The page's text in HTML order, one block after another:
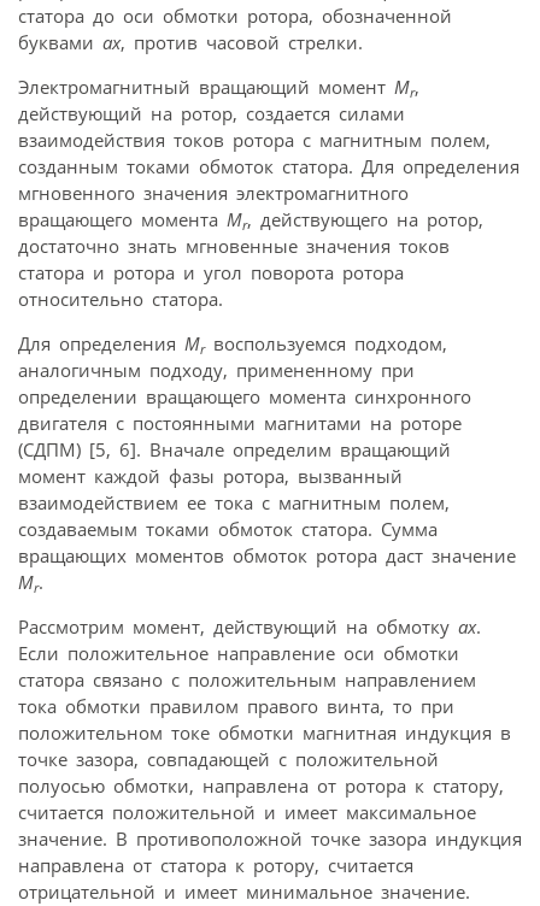
статора до оси обмотки ротора, обозначенной
буквами ax, против часовой стрелки.
Электромагнитный вращающий момент Mr,
действующий на ротор, создается силами
взаимодействия токов ротора с магнитным полем,
созданным токами обмоток статора. Для определения
мгновенного значения электромагнитного
вращающего момента Mr, действующего на ротор,
достаточно знать мгновенные значения токов
статора и ротора и угол поворота ротора
относительно статора.
Для определения Mrвоспользуемся подходом,
аналогичным подходу, примененному при
определении вращающего момента синхронного
двигателя с постоянными магнитами на роторе
(СДПМ) [5, 6]. Вначале определим вращающий
момент каждой фазы ротора, вызванный
взаимодействием ее тока с магнитным полем,
создаваемым токами обмоток статора. Сумма
вращающих моментов обмоток ротора даст значение
Mr.
Рассмотрим момент, действующий на обмотку ax.
Если положительное направление оси обмотки
статора связано с положительным направлением
тока обмотки правилом правого винта, то при
положительном токе обмотки магнитная индукция в
точке зазора, совпадающей с положительной
полуосью обмотки, направлена от ротора к статору,
считается положительной и имеет максимальное
значение. В противоположной точке зазора индукция
направлена от статора к ротору, считается
отрицательной и имеет минимальное значение.